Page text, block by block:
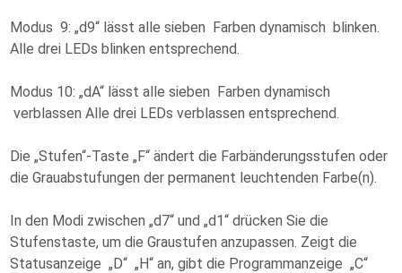
Modus 9: „d9“ lässt alle sieben Farben dynamisch blinken.
Alle drei LEDs blinken entsprechend.
Modus 10: „dA“ lässt alle sieben Farben dynamisch
verblassen Alle drei LEDs verblassen entsprechend.
Die „Stufen“-Taste „F“ ändert die Farbänderungsstufen oder
die Grauabstufungen der permanent leuchtenden Farbe(n).
In den Modi zwischen „d7“ und „d1“ drücken Sie die
Stufenstaste, um die Graustufen anzupassen. Zeigt die
Statusanzeige „D“ „H“ an, gibt die Programmanzeige „C“